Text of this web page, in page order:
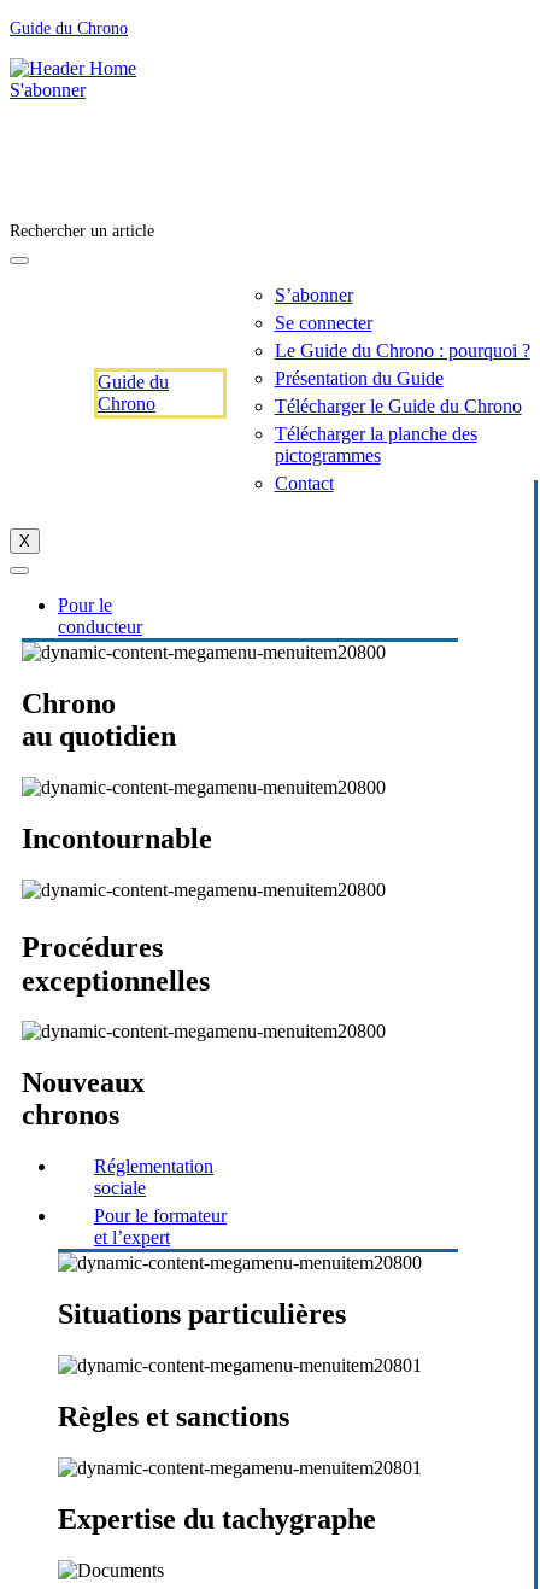
Guide du Chrono
S'abonner
Rechercher un article
Guide du
Chrono
S’abonner
Se connecter
Le Guide du Chrono : pourquoi ?
Présentation du Guide
Télécharger le Guide du Chrono
Télécharger la planche des
pictogrammes
Contact
X
Pour le
conducteur
Chrono
au quotidien
Incontournable
Procédures
exceptionnelles
Nouveaux
chronos
Réglementation
sociale
Pour le formateur
et l’expert
Situations particulières
Règles et sanctions
Expertise du tachygraphe